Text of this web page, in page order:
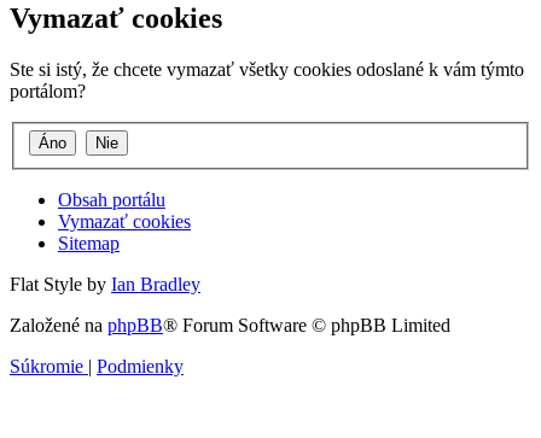
Vymazať cookies
Ste si istý, že chcete vymazať všetky cookies odoslané k vám týmto
portálom?
Obsah portálu
Vymazať cookies
Sitemap
Flat Style by Ian Bradley
Založené na phpBB® Forum Software © phpBB Limited
Súkromie | Podmienky